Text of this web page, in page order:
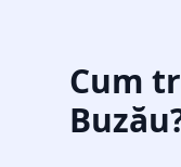
Cum
Buzău